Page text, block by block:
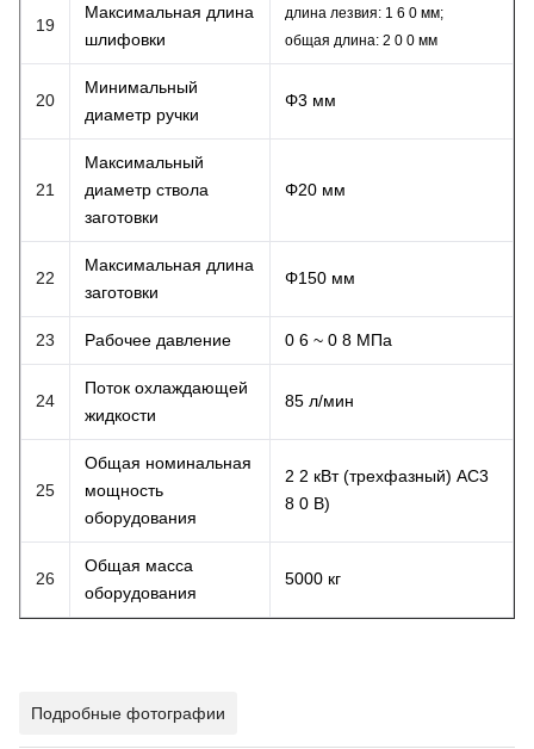
19
Максимальная длина
шлифовки
длина лезвия: 1 6 0 мм;
общая длина: 2 0 0 мм
20
Минимальный
диаметр ручки
Φ3 мм
21
Максимальный
диаметр ствола
заготовки
Φ20 мм
22
Максимальная длина
заготовки
Φ150 мм
23 Рабочее давление 0 6 ~ 0 8 МПа
24
Поток охлаждающей
жидкости
85 л/мин
25
Общая номинальная
мощность
оборудования
2 2 кВт (трехфазный) AC3
8 0 В)
26
Общая масса
оборудования
5000 кг
Подробные фотографии